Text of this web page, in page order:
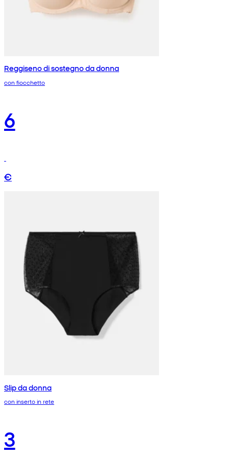
Reggiseno di sostegno da donna
con fiocchetto
6
€
Slip da donna
con inserto in rete
3